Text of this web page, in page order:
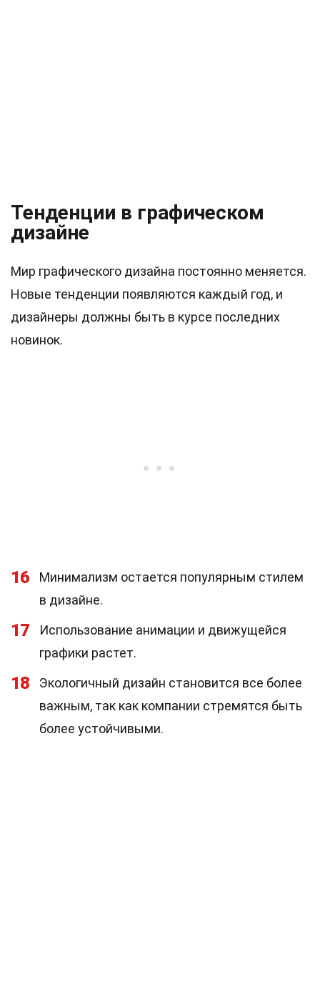
Тенденции в графическом
дизайне
Мир графического дизайна постоянно меняется.
Новые тенденции появляются каждый год, и
дизайнеры должны быть в курсе последних
новинок.
16
Минимализм остается популярным стилем
в дизайне.
17
Использование анимации и движущейся
графики растет.
18
Экологичный дизайн становится все более
важным, так как компании стремятся быть
более устойчивыми.